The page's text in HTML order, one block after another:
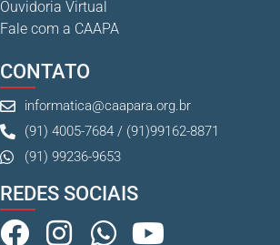
Ouvidoria Virtual
Fale com a CAAPA
CONTATO
informatica@caapara.org.br
(91) 4005-7684 / (91)99162-8871
(91) 99236-9653
REDES SOCIAIS